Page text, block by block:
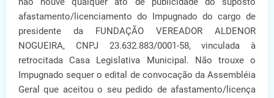
afastamento/licenciamento do Impugnado do cargo de
presidente da FUNDAÇÃO VEREADOR ALDENOR
NOGUEIRA, CNPJ 23.632.883/0001-58, vinculada à
retrocitada Casa Legislativa Municipal. Não trouxe o
Impugnado sequer o edital de convocação da Assembléia
Geral que aceitou o seu pedido de afastamento/licença